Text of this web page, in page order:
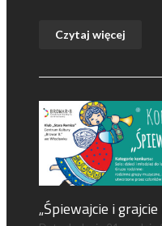
Czytaj więcej
„Śpiewajcie i